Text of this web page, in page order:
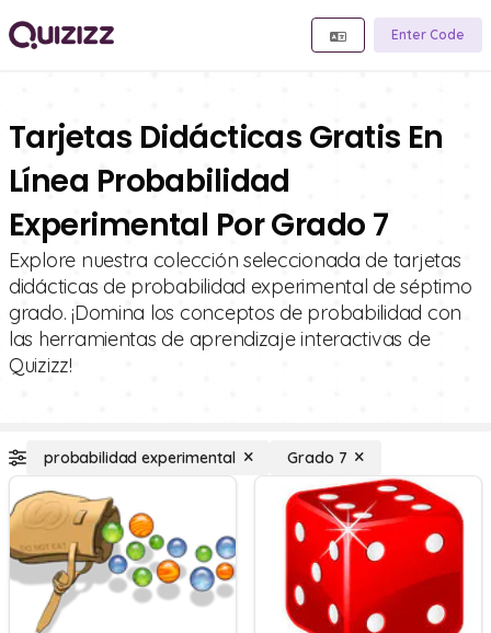
Enter Code
Tarjetas Didácticas Gratis En
Línea Probabilidad
Experimental Por Grado 7
Explore nuestra colección seleccionada de tarjetas
didácticas de probabilidad experimental de séptimo
grado. ¡Domina los conceptos de probabilidad con
las herramientas de aprendizaje interactivas de
Quizizz!
probabilidad experimental Grado 7